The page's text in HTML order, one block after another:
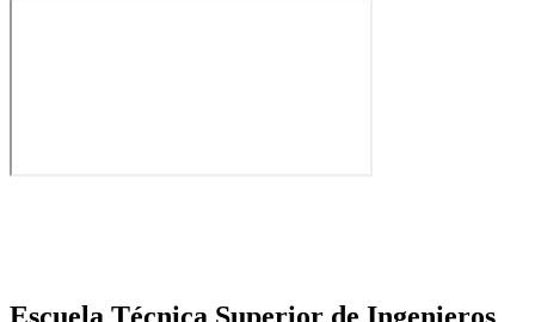
Escuela Técnica Superior de Ingenieros